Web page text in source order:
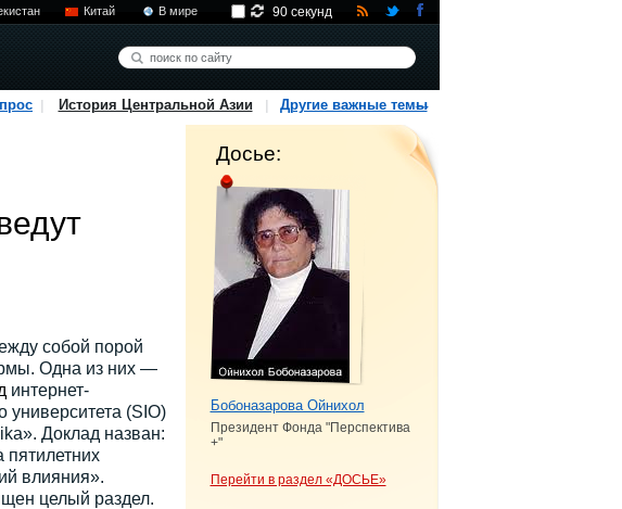
Китай В мире 90 секунд
История Центральной Азии Другие важные темы
собой порой
Одна из них —
интернет-
университета (SIO)
Доклад назван:
влияния».
целый раздел.
Досье:
Бобоназарова Ойнихол
Президент Фонда "Перспектива
+"
Перейти в раздел «ДОСЬЕ»